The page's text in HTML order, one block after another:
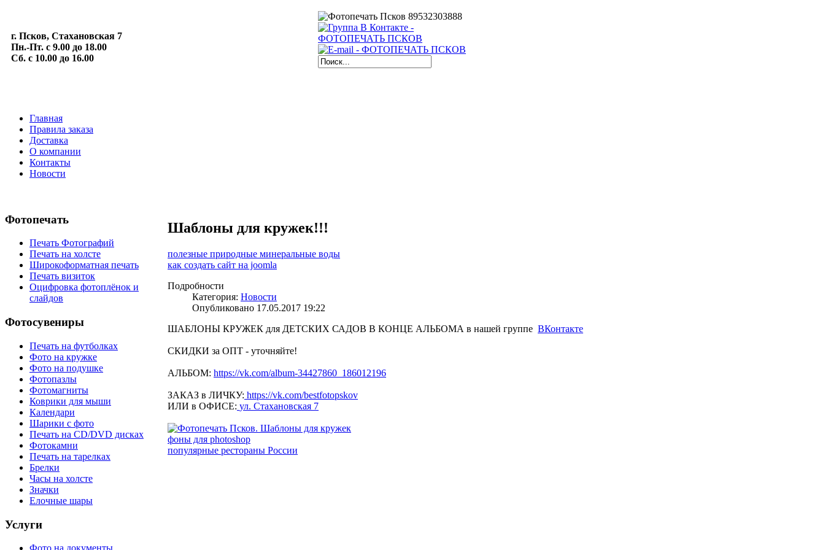
г. Псков, Стахановская 7
Пн.-Пт. с 9.00 до 18.00
Сб. с 10.00 до 16.00
Главная
Правила заказа
Доставка
О компании
Контакты
Новости
Фотопечать
Печать Фотографий
Печать на холсте
Широкоформатная печать
Печать визиток
Оцифровка фотоплёнок и
слайдов
Фотосувениры
Печать на футболках
Фото на кружке
Фото на подушке
Фотопазлы
Фотомагниты
Коврики для мыши
Календари
Шарики с фото
Печать на CD/DVD дисках
Фотокамни
Печать на тарелках
Брелки
Часы на холсте
Значки
Елочные шары
Услуги
Шаблоны для кружек!!!
полезные природные минеральные воды
как создать сайт на joomla
Подробности
Категория: Новости
Опубликовано 17.05.2017 19:22
ШАБЛОНЫ КРУЖЕК для ДЕТСКИХ САДОВ В КОНЦЕ АЛЬБОМА в нашей группе ВКонтакте
СКИДКИ за ОПТ - уточняйте!
АЛЬБОМ: https://vk.com/album-34427860_186012196
ЗАКАЗ в ЛИЧКУ: https://vk.com/bestfotopskov
ИЛИ в ОФИСЕ: ул. Стахановская 7
фоны для photoshop
популярные рестораны России